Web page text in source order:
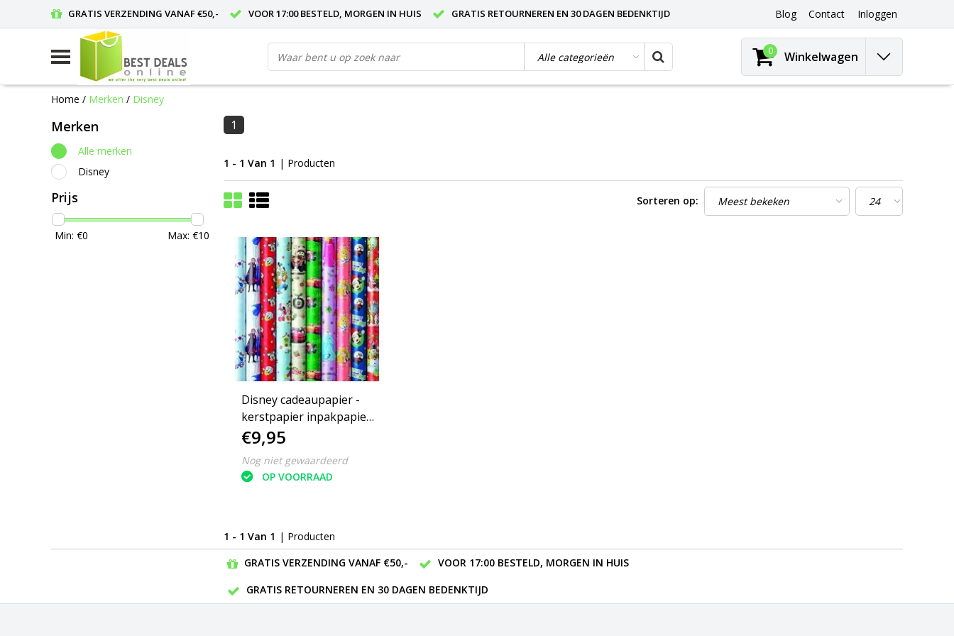
GRATIS VERZENDING VANAF €50,- VOOR 17:00 BESTELD, MORGEN IN HUIS GRATIS RETOURNEREN EN 30 DAGEN BEDENKTIJD Blog Contact Inloggen
0 Winkelwagen
Home / Merken / Disney
Merken
Alle merken
Disney
Prijs
Min: €0 Max: €10
1
1 - 1 Van 1 | Producten
Sorteren op:
Disney cadeaupapier -
kerstpapier inpakpapier
200 x 70 cm - 5 rollen
€9,95
Nog niet gewaardeerd
OP VOORRAAD
1 - 1 Van 1 | Producten
GRATIS VERZENDING VANAF €50,-
VOOR 17:00 BESTELD, MORGEN IN HUIS
GRATIS RETOURNEREN EN 30 DAGEN BEDENKTIJD